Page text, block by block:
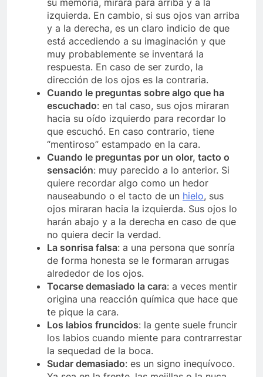
izquierda. En cambio, si sus ojos van arriba
y a la derecha, es un claro indicio de que
está accediendo a su imaginación y que
muy probablemente se inventará la
respuesta. En caso de ser zurdo, la
dirección de los ojos es la contraria.
Cuando le preguntas sobre algo que ha
escuchado: en tal caso, sus ojos miraran
hacia su oído izquierdo para recordar lo
que escuchó. En caso contrario, tiene
“mentiroso” estampado en la cara.
Cuando le preguntas por un olor, tacto o
sensación: muy parecido a lo anterior. Si
quiere recordar algo como un hedor
nauseabundo o el tacto de un hielo, sus
ojos miraran hacia la izquierda. Sus ojos lo
harán abajo y a la derecha en caso de que
no quiera decir la verdad.
La sonrisa falsa: a una persona que sonría
de forma honesta se le formaran arrugas
alrededor de los ojos.
Tocarse demasiado la cara: a veces mentir
origina una reacción química que hace que
te pique la cara.
Los labios fruncidos: la gente suele fruncir
los labios cuando miente para contrarrestar
la sequedad de la boca.
Sudar demasiado: es un signo inequívoco.